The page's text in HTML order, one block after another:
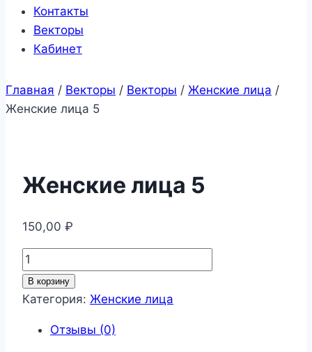
Контакты
Векторы
Кабинет
Главная / Векторы / Векторы / Женские лица /
Женские лица 5
Женские лица 5
150,00 ₽
Количество
товара
Женские
В корзину
Категория: Женские лица
Отзывы (0)